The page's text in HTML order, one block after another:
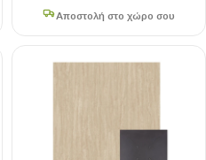
Αποστολή στο χώρο σου